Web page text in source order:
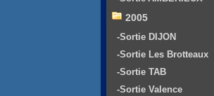
2005
-Sortie DIJON
-Sortie Les Brotteaux
-Sortie TAB
-Sortie Valence